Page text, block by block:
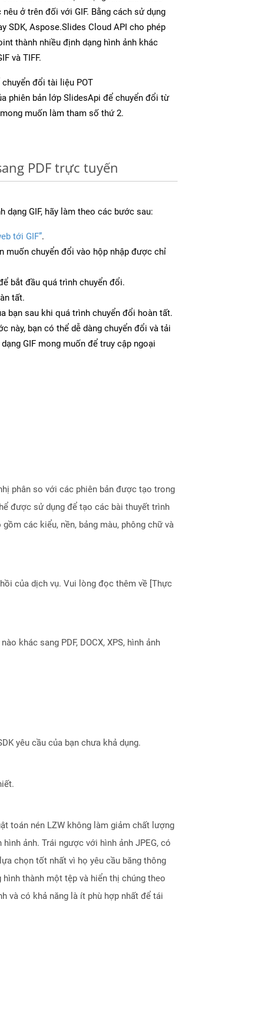
ở trên đối với GIF. Bằng cách sử dụng
SDK, Aspose.Slides Cloud API cho phép
thành nhiều định dạng hình ảnh khác
và TIFF.
chuyển đổi tài liệu POT
phiên bản lớp SlidesApi để chuyển đổi từ
muốn làm tham số thứ 2.
PDF trực tuyến
dạng GIF, hãy làm theo các bước sau:
tới GIF”.
muốn chuyển đổi vào hộp nhập được chỉ
bắt đầu quá trình chuyển đổi.
tất.
bạn sau khi quá trình chuyển đổi hoàn tất.
này, bạn có thể dễ dàng chuyển đổi và tải
GIF mong muốn để truy cập ngoại
phân so với các phiên bản được tạo trong
được sử dụng để tạo các bài thuyết trình
các kiểu, nền, bảng màu, phông chữ và
của dịch vụ. Vui lòng đọc thêm về [Thực
khác sang PDF, DOCX, XPS, hình ảnh
yêu cầu của bạn chưa khả dụng.
toán nén LZW không làm giảm chất lượng
ảnh. Trái ngược với hình ảnh JPEG, có
chọn tốt nhất vì họ yêu cầu băng thông
thành một tệp và hiển thị chúng theo
và có khả năng là ít phù hợp nhất để tái